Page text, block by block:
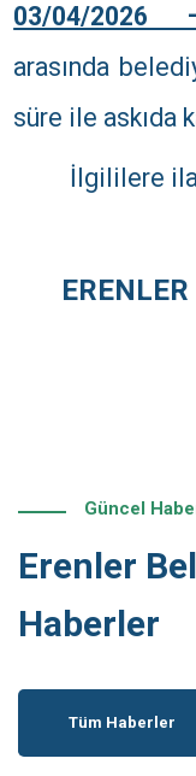
03/04/2026
arasında
süre ile askıda
İlgililere
Güncel
Erenler
Haberler
Tüm Haberler